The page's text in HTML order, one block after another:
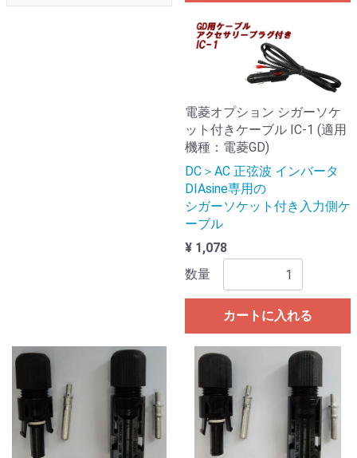
電菱オプション シガーソケ
ット付きケーブル IC-1 (適用
機種：電菱GD)
DC＞AC 正弦波 インバータ
DIAsine専用の
シガーソケット付き入力側ケ
ーブル
¥ 1,078
数量
カートに入れる